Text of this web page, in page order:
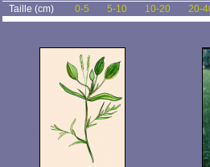
Taille (cm)
0-5 5-10 10-20 20-